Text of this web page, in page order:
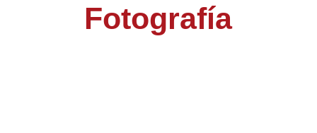
Fotografía